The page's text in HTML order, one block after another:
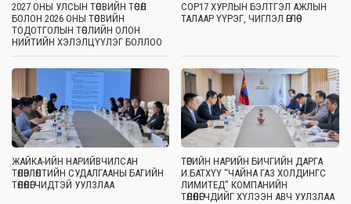
2027 ОНЫ УЛСЫН ТӨСВИЙН ТӨСӨЛ
БОЛОН 2026 ОНЫ ТӨСВИЙН
ТОДОТГОЛЫН ТӨСЛИЙН ОЛОН
НИЙТИЙН ХЭЛЭЛЦҮҮЛЭГ БОЛЛОО
COP17 ХУРЛЫН БЭЛТГЭЛ АЖЛЫН
ТАЛААР ҮҮРЭГ, ЧИГЛЭЛ ӨГЛӨӨ
ЖАЙКА-ИЙН НАРИЙВЧИЛСАН
ТӨЛӨВЛӨЛТИЙН СУДАЛГААНЫ БАГИЙН
ТӨЛӨӨЛӨГЧИДТЭЙ УУЛЗЛАА
ТӨРИЙН НАРИЙН БИЧГИЙН ДАРГА
И.БАТХҮҮ “ЧАЙНА ГАЗ ХОЛДИНГС
ЛИМИТЕД” КОМПАНИЙН
ТӨЛӨӨЛӨГЧДИЙГ ХҮЛЭЭН АВЧ УУЛЗЛАА